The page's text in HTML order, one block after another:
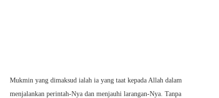
Mukmin yang dimaksud ialah ia yang taat kepada Allah dalam
menjalankan perintah-Nya dan menjauhi larangan-Nya. Tanpa